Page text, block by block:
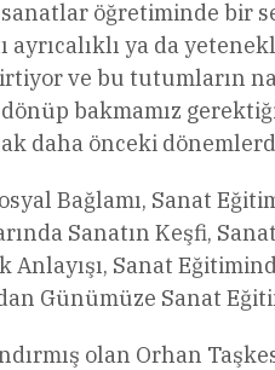
öğretiminde bir
ayrıcalıklı ya da
ve bu tutumların
bakmamız
daha önceki
Bağlamı, Sanat
Sanatın Keşfi,
Sanat
Günümüze Sanat
olan Orhan